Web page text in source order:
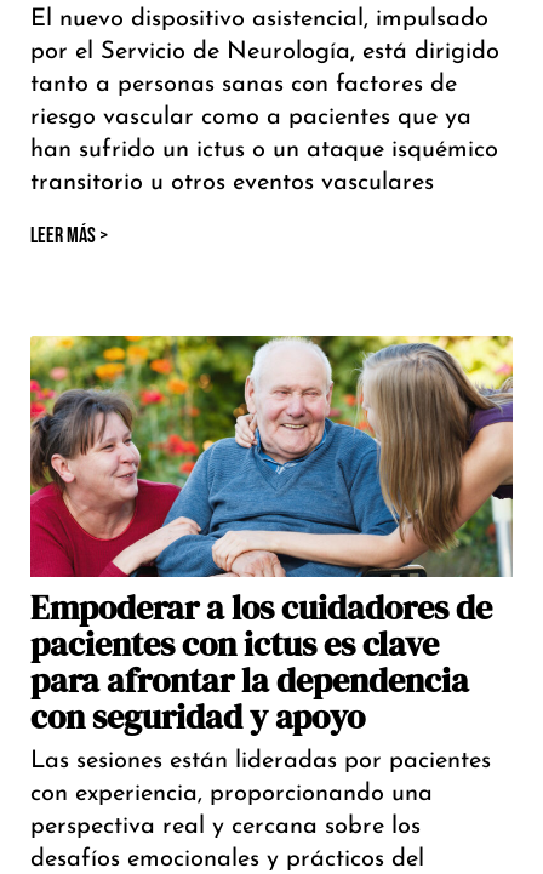
El nuevo dispositivo asistencial, impulsado
por el Servicio de Neurología, está dirigido
tanto a personas sanas con factores de
riesgo vascular como a pacientes que ya
han sufrido un ictus o un ataque isquémico
transitorio u otros eventos vasculares
LEER MÁS >
Empoderar a los cuidadores de
pacientes con ictus es clave
para afrontar la dependencia
con seguridad y apoyo
Las sesiones están lideradas por pacientes
con experiencia, proporcionando una
perspectiva real y cercana sobre los
desafíos emocionales y prácticos del